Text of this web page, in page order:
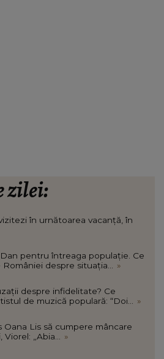
zilei:
în urnătoarea vacanță, în
pentru întreaga populație. Ce
despre situația...
»
despre infidelitate? Ce
de muzică populară: “Doi...
»
Oana Lis să cumpere mâncare
„Abia...
»